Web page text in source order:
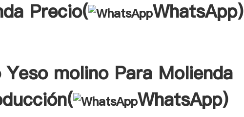
Precio(
WhatsApp)
Yeso molino Para Molienda
WhatsApp)